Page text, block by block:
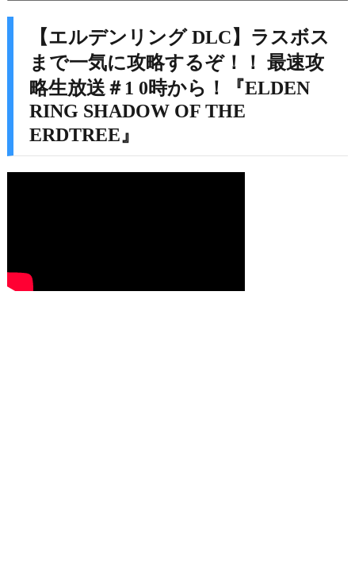
【エルデンリング DLC】ラスボス
まで一気に攻略するぞ！！ 最速攻
略生放送＃1 0時から！『ELDEN
RING SHADOW OF THE
ERDTREE』